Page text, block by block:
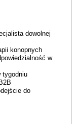
dowolnej
konopnych
w
tygodniu
do